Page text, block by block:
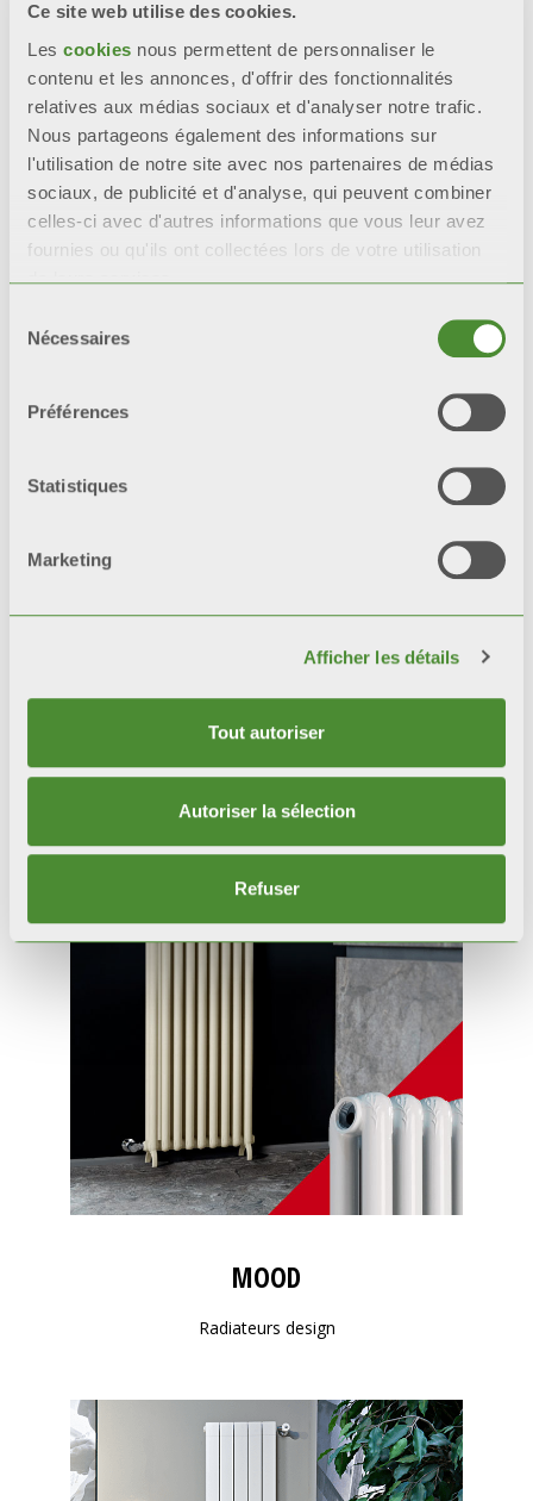
Ce site web utilise des cookies.
Les cookies nous permettent de personnaliser le
contenu et les annonces, d'offrir des fonctionnalités
relatives aux médias sociaux et d'analyser notre trafic.
Nous partageons également des informations sur
l'utilisation de notre site avec nos partenaires de médias
sociaux, de publicité et d'analyse, qui peuvent combiner
celles-ci avec d'autres informations que vous leur avez
fournies ou qu'ils ont collectées lors de votre utilisation
de leurs services.
Nécessaires
Préférences
Statistiques
Marketing
Afficher les détails
Tout autoriser
Autoriser la sélection
Refuser
intacts que les radiateurs
avec une seule couche de
peinture.
*tests de référence : test en
brouillard salin et test
humidistatique.
Produits
connexes
MOOD
Radiateurs design